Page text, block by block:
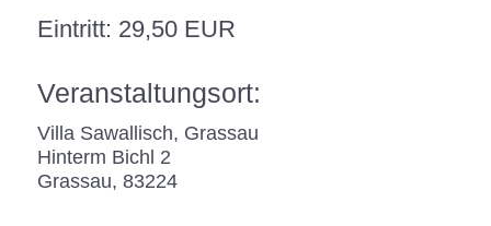
Eintritt: 29,50 EUR
Veranstaltungsort:
Villa Sawallisch, Grassau
Hinterm Bichl 2
Grassau, 83224